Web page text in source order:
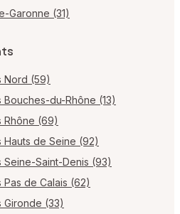
Garonne (31)
Nord (59)
du-Rhône (13)
Rhône (69)
de Seine (92)
Saint-Denis (93)
de Calais (62)
Gironde (33)